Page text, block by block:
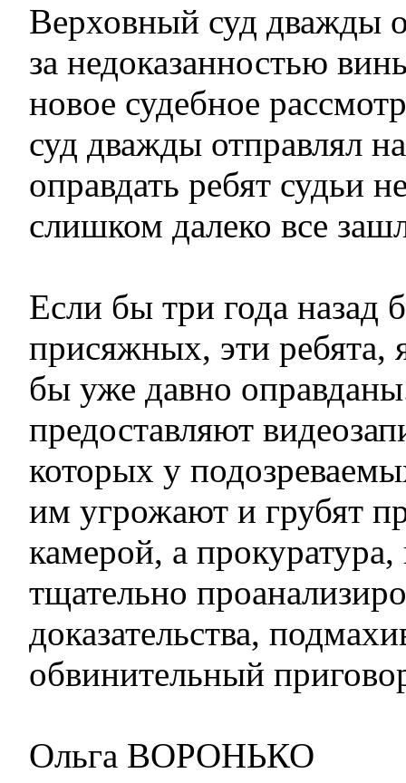
Верховный суд дважды
за недоказанностью
новое судебное
суд дважды отправлял
оправдать ребят судьи
слишком далеко все
Если бы три года назад
присяжных, эти ребята,
бы уже давно
предоставляют
которых у
им угрожают и грубят
камерой, а
тщательно
доказательства,
обвинительный
Ольга ВОРОНЬКО